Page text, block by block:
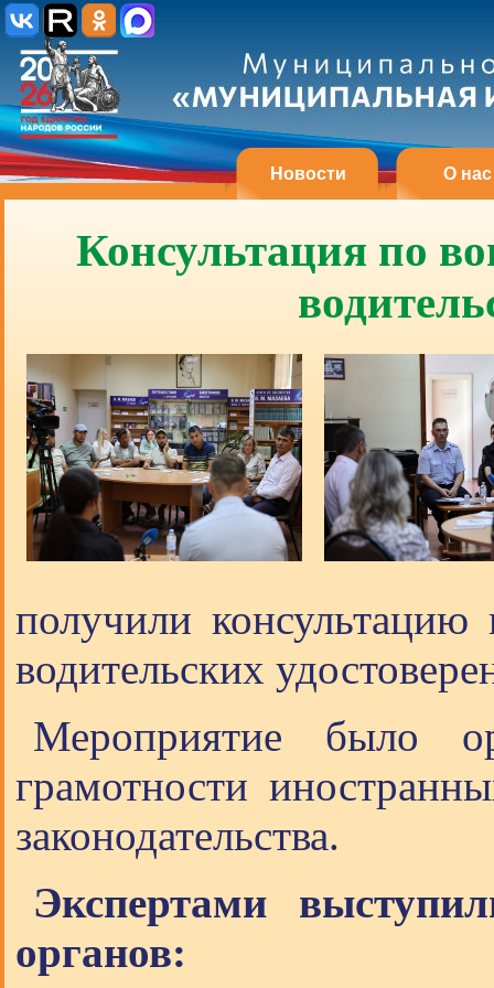
Новости О нас
Консультация по
получили
водительских
Мероприятие было
грамотности
законодательства.
Экспертами
органов: